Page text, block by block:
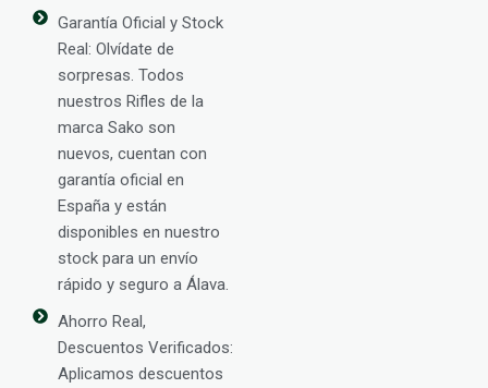
Garantía Oficial y Stock
Real: Olvídate de
sorpresas. Todos
nuestros Rifles de la
marca Sako son
nuevos, cuentan con
garantía oficial en
España y están
disponibles en nuestro
stock para un envío
rápido y seguro a Álava.
Ahorro Real,
Descuentos Verificados:
Aplicamos descuentos